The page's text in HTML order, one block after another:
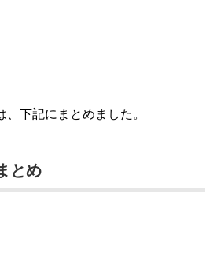
下記にまとめました。
とめ